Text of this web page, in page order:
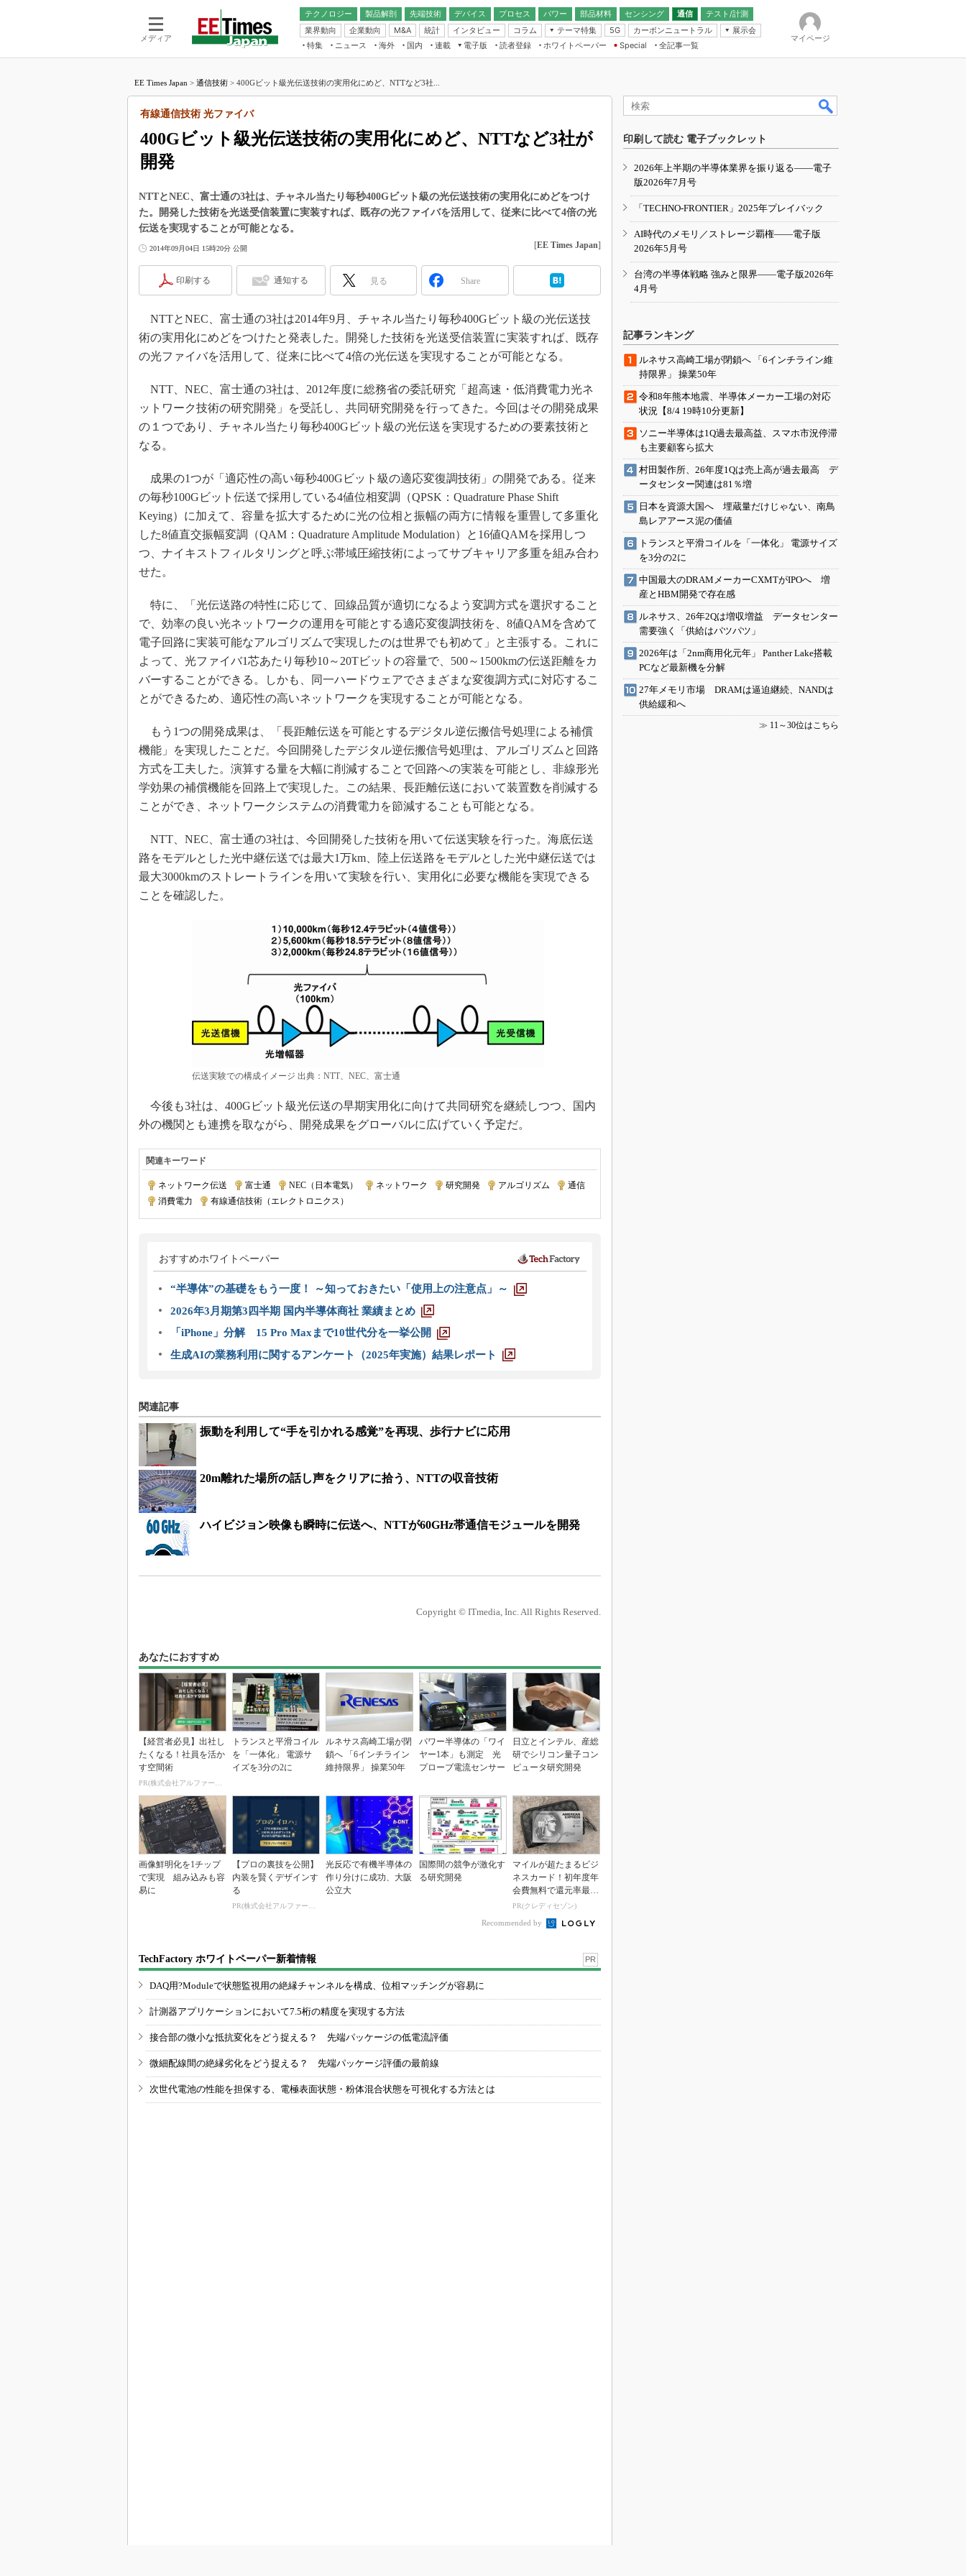
メディア
テクノロジー 製品解剖
先端技術
電池／エネルギー
デバイス
アナログ
マイコン
プロセス パワー 部品材料 センシング
通信
無線
テスト/計測
業界動向
企業動向 M&A 統計 インタビュー コラム
テーマ特集
フィジカルAI
読者調査（EE Times Research）
電源設計（EDN Japan）
5G カーボンニュートラル
展示会
IoT・エッジコンピューティング
EXPO
TECHNO-FRONTIER
人とくるま展
特集 ニュース 海外 国内
連載
福田昭のデバイス通信
大山聡の業界スコープ
学漂流記
世界を「数字」で回してみよう
この10年で起こったこと、次の10年
で起こること
光伝送技術を知る
“異端児エンジニア”が仕掛けた社内
改革、執念の180日
イノベーションは日本を救うのか
JASA発IoT通信
IHSアナリスト「未来展望」
電子版
電子ブックレット
読者登録 ホワイトペーパー
Special
全記事一覧
マイページ
EE Times Japan > 通信技術 > 400Gビット級光伝送技術の実用化にめど、NTTなど3社...
400Gビット級光伝送技術の実用化にめど、NTTなど3社が
開発
有線通信技術 光ファイバ
NTTとNEC、富士通の3社は、チャネル当たり毎秒400Gビット級の光伝送技術の実用化にめどをつけ
た。開発した技術を光送受信装置に実装すれば、既存の光ファイバを活用して、従来に比べて4倍の光
伝送を実現することが可能となる。
2014年09月04日 15時20分 公開 [EE Times Japan]
印刷する 通知する 見る Share
NTTとNEC、富士通の3社は2014年9月、チャネル当たり毎秒400Gビット級の光伝送技
術の実用化にめどをつけたと発表した。開発した技術を光送受信装置に実装すれば、既存
の光ファイバを活用して、従来に比べて4倍の光伝送を実現することが可能となる。
NTT、NEC、富士通の3社は、2012年度に総務省の委託研究「超高速・低消費電力光ネ
ットワーク技術の研究開発」を受託し、共同研究開発を行ってきた。今回はその開発成果
の１つであり、チャネル当たり毎秒400Gビット級の光伝送を実現するための要素技術と
なる。
成果の1つが「適応性の高い毎秒400Gビット級の適応変復調技術」の開発である。従来
の毎秒100Gビット伝送で採用している4値位相変調（QPSK：Quadrature Phase Shift
Keying）に加えて、容量を拡大するために光の位相と振幅の両方に情報を重畳して多重化
した8値直交振幅変調（QAM：Quadrature Amplitude Modulation）と16値QAMを採用しつ
つ、ナイキストフィルタリングと呼ぶ帯域圧縮技術によってサブキャリア多重を組み合わ
せた。
特に、「光伝送路の特性に応じて、回線品質が適切になるよう変調方式を選択すること
で、効率の良い光ネットワークの運用を可能とする適応変復調技術を、8値QAMを含めて
電子回路に実装可能なアルゴリズムで実現したのは世界でも初めて」と主張する。これに
よって、光ファイバ1芯あたり毎秒10～20Tビットの容量で、500～1500kmの伝送距離をカ
バーすることができる。しかも、同一ハードウェアでさまざまな変復調方式に対応するこ
とができるため、適応性の高いネットワークを実現することが可能となる。
もう1つの開発成果は、「長距離伝送を可能とするデジタル逆伝搬信号処理による補償
機能」を実現したことだ。今回開発したデジタル逆伝搬信号処理は、アルゴリズムと回路
方式を工夫した。演算する量を大幅に削減することで回路への実装を可能とし、非線形光
学効果の補償機能を回路上で実現した。この結果、長距離伝送において装置数を削減する
ことができ、ネットワークシステムの消費電力を節減することも可能となる。
NTT、NEC、富士通の3社は、今回開発した技術を用いて伝送実験を行った。海底伝送
路をモデルとした光中継伝送では最大1万km、陸上伝送路をモデルとした光中継伝送では
最大3000kmのストレートラインを用いて実験を行い、実用化に必要な機能を実現できる
ことを確認した。
伝送実験での構成イメージ 出典：NTT、NEC、富士通
今後も3社は、400Gビット級光伝送の早期実用化に向けて共同研究を継続しつつ、国内
外の機関とも連携を取ながら、開発成果をグローバルに広げていく予定だ。
関連キーワード
ネットワーク伝送 富士通 NEC（日本電気） ネットワーク 研究開発 アルゴリズム 通信
消費電力
有線通信技術（エレクトロニクス）
おすすめホワイトペーパー
“半導体”の基礎をもう一度！ ～知っておきたい「使用上の注意点」～
2026年3月期第3四半期 国内半導体商社 業績まとめ
「iPhone」分解 15 Pro Maxまで10世代分を一挙公開
生成AIの業務利用に関するアンケート（2025年実施）結果レポート
関連記事
振動を利用して“手を引かれる感覚”を再現、歩行ナビに応用
20m離れた場所の話し声をクリアに拾う、NTTの収音技術
ハイビジョン映像も瞬時に伝送へ、NTTが60GHz帯通信モジュールを開発
Copyright © ITmedia, Inc. All Rights Reserved.
あなたにおすすめ
【経営者必見】出社し
たくなる！社員を活か
す空間術
PR(株式会社アルファーテクノ)
トランスと平滑コイル
を「一体化」 電源サ
イズを3分の2に
ルネサス高崎工場が閉
鎖へ 「6インチライン
維持限界」 操業50年
パワー半導体の「ワイ
ヤー1本」も測定 光
プローブ電流センサー
日立とインテル、産総
研でシリコン量子コン
ピュータ研究開発
画像鮮明化を1チップ
で実現 組み込みも容
易に
【プロの裏技を公開】
内装を賢くデザインす
る
PR(株式会社アルファーテクノ)
光反応で有機半導体の
作り分けに成功、大阪
公立大
国際間の競争が激化す
る研究開発
マイルが超たまるビジ
ネスカード！初年度年
会費無料で還元率最大
1.125%
PR(クレディセゾン)
Recommended by
TechFactory ホワイトペーパー新着情報 PR
DAQ用?Moduleで状態監視用の絶縁チャンネルを構成、位相マッチングが容易に
計測器アプリケーションにおいて7.5桁の精度を実現する方法
接合部の微小な抵抗変化をどう捉える？ 先端パッケージの低電流評価
微細配線間の絶縁劣化をどう捉える？ 先端パッケージ評価の最前線
次世代電池の性能を担保する、電極表面状態・粉体混合状態を可視化する方法とは
印刷して読む 電子ブックレット
2026年上半期の半導体業界を振り返る――電子
版2026年7月号
「TECHNO-FRONTIER」2025年プレイバック
AI時代のメモリ／ストレージ覇権――電子版
2026年5月号
台湾の半導体戦略 強みと限界――電子版2026年
4月号
記事ランキング
ルネサス高崎工場が閉鎖へ 「6インチライン維
持限界」 操業50年
令和8年熊本地震、半導体メーカー工場の対応
状況【8/4 19時10分更新】
ソニー半導体は1Q過去最高益、スマホ市況停滞
も主要顧客ら拡大
村田製作所、26年度1Qは売上高が過去最高 デ
ータセンター関連は81％増
日本を資源大国へ 埋蔵量だけじゃない、南鳥
島レアアース泥の価値
トランスと平滑コイルを「一体化」 電源サイズ
を3分の2に
中国最大のDRAMメーカーCXMTがIPOへ 増
産とHBM開発で存在感
ルネサス、26年2Qは増収増益 データセンター
需要強く「供給はパツパツ」
2026年は「2nm商用化元年」 Panther Lake搭載
PCなど最新機を分解
27年メモリ市場 DRAMは逼迫継続、NANDは
供給緩和へ
≫ 11～30位はこちら